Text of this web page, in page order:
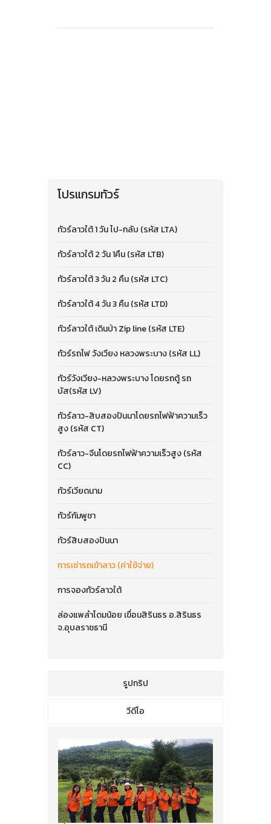
โปรแกรมทัวร์
ทัวร์ลาวใต้ 1 วัน ไป-กลับ (รหัส LTA)
ทัวร์ลาวใต้ 2 วัน 1คืน (รหัส LTB)
ทัวร์ลาวใต้ 3 วัน 2 คืน (รหัส LTC)
ทัวร์ลาวใต้ 4 วัน 3 คืน (รหัส LTD)
ทัวร์ลาวใต้ เดินป่า Zip line (รหัส LTE)
ทัวร์รถไฟ วังเวียง หลวงพระบาง (รหัส LL)
ทัวร์วังเวียง-หลวงพระบาง โดยรถตู้ รถ
บัส(รหัส LV)
ทัวร์ลาว-สิบสองปันนาโดยรถไฟฟ้าความเร็ว
สูง (รหัส CT)
ทัวร์ลาว-จีนโดยรถไฟฟ้าความเร็วสูง (รหัส
CC)
ทัวร์เวียดนาม
ทัวร์กัมพูชา
ทัวร์สิบสองปันนา
การเช่ารถเข้าลาว (ค่าใช้จ่าย)
การจองทัวร์ลาวใต้
ล่องแพลำโดมน้อย เขื่อนสิรินธร อ.สิรินธร
จ.อุบลราชธานี
รูปทริป
วีดีโอ